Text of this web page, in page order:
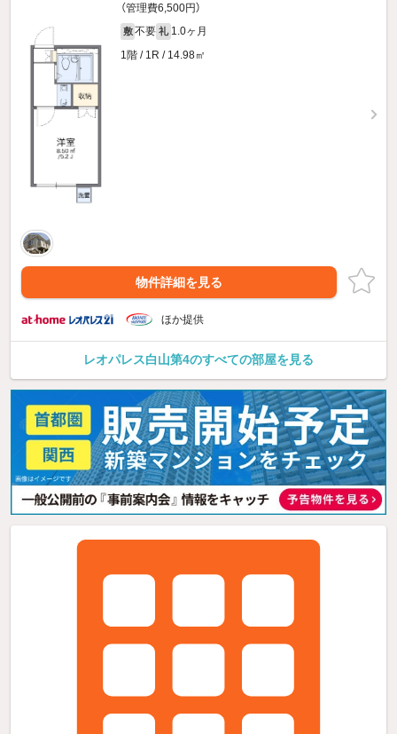
（管理費6,500円）
敷 不要 礼 1.0ヶ月
1階 / 1R / 14.98㎡
物件詳細を見る
ほか提供
レオパレス白山第4のすべての部屋を見る